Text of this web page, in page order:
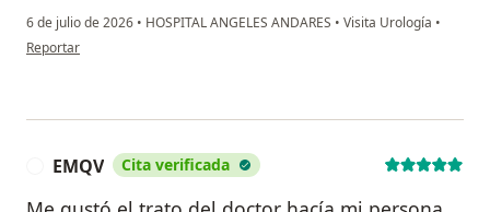
6 de julio de 2026 • HOSPITAL ANGELES ANDARES • Visita Urología •
en opinión del usuario JB
Reportar
EMQV Cita verificada